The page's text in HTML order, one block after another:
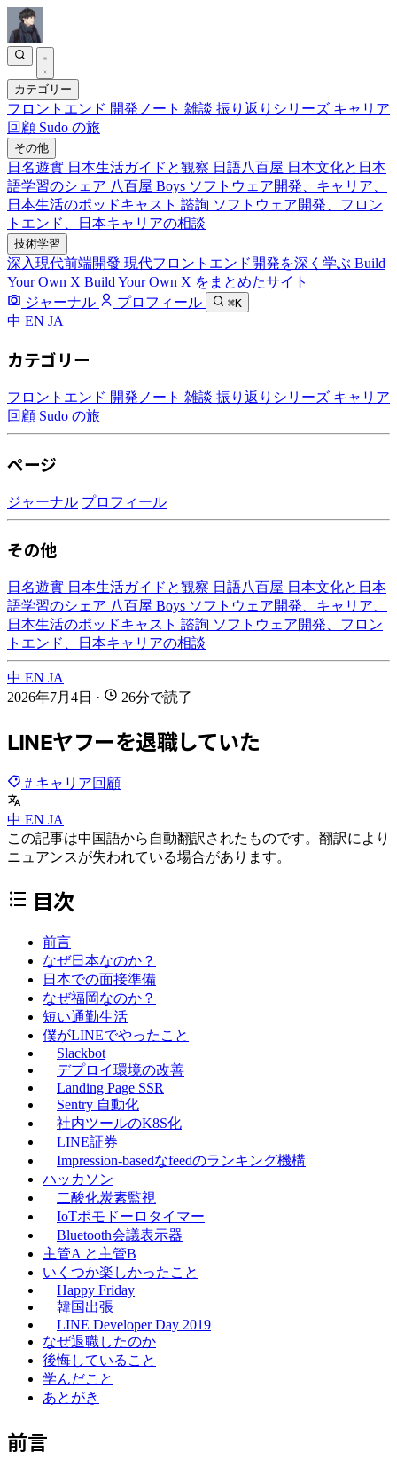
カテゴリー
フロントエンド 開発ノート 雑談 振り返りシリーズ キャリア
回顧 Sudo の旅
その他
日名遊實 日本生活ガイドと観察 日語八百屋 日本文化と日本
語学習のシェア 八百屋 Boys ソフトウェア開発、キャリア、
日本生活のポッドキャスト 諮詢 ソフトウェア開発、フロン
トエンド、日本キャリアの相談
技術学習
深入現代前端開發 現代フロントエンド開発を深く学ぶ Build
Your Own X Build Your Own X をまとめたサイト
ジャーナル
プロフィール ⌘K
中 EN JA
カテゴリー
フロントエンド 開発ノート 雑談 振り返りシリーズ キャリア
回顧 Sudo の旅
ページ
ジャーナル プロフィール
その他
日名遊實 日本生活ガイドと観察 日語八百屋 日本文化と日本
語学習のシェア 八百屋 Boys ソフトウェア開発、キャリア、
日本生活のポッドキャスト 諮詢 ソフトウェア開発、フロン
トエンド、日本キャリアの相談
中 EN JA
2026年7月4日 · 26分で読了
LINEヤフーを退職していた
# キャリア回顧
中 EN JA
この記事は中国語から自動翻訳されたものです。翻訳により
ニュアンスが失われている場合があります。
目次
前言
なぜ日本なのか？
日本での面接準備
なぜ福岡なのか？
短い通勤生活
僕がLINEでやったこと
Slackbot
デプロイ環境の改善
Landing Page SSR
Sentry 自動化
社内ツールのK8S化
LINE証券
Impression-basedなfeedのランキング機構
ハッカソン
二酸化炭素監視
IoTポモドーロタイマー
Bluetooth会議表示器
主管A と主管B
いくつか楽しかったこと
Happy Friday
韓国出張
LINE Developer Day 2019
なぜ退職したのか
後悔していること
学んだこと
あとがき
前言